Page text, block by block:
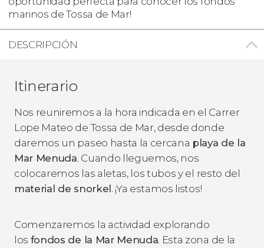
marinos de Tossa de Mar!
DESCRIPCIÓN
Itinerario
Nos reuniremos a la hora indicada en el Carrer
Lope Mateo de Tossa de Mar, desde donde
daremos un paseo hasta la cercana playa de la
Mar Menuda. Cuando lleguemos, nos
colocaremos las aletas, los tubos y el resto del
material de snorkel. ¡Ya estamos listos!
Comenzaremos la actividad explorando
los fondos de la Mar Menuda. Esta zona de la